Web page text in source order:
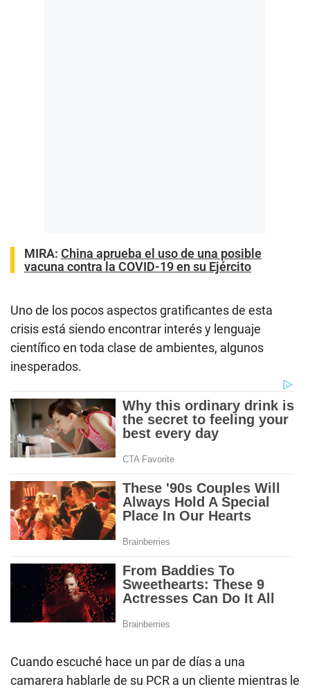
MIRA: China aprueba el uso de una posible
vacuna contra la COVID-19 en su Ejército
Uno de los pocos aspectos gratificantes de esta
crisis está siendo encontrar interés y lenguaje
científico en toda clase de ambientes, algunos
inesperados.
Cuando escuché hace un par de días a una
camarera hablarle de su PCR a un cliente mientras le